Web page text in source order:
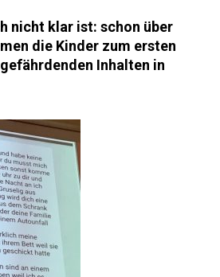
nicht klar ist: schon über
die Kinder zum ersten
Inhalten in